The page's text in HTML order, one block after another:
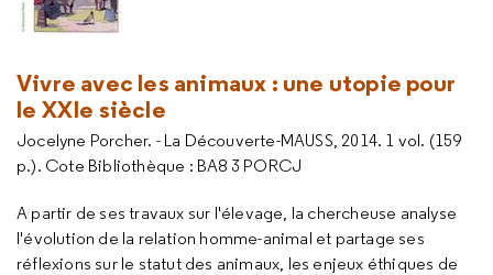
Vivre avec les animaux : une utopie pour
le XXIe siècle
Jocelyne Porcher. - La Découverte-MAUSS, 2014. 1 vol. (159
p.). Cote Bibliothèque : BA8 3 PORCJ
A partir de ses travaux sur l'élevage, la chercheuse analyse
l'évolution de la relation homme-animal et partage ses
réflexions sur le statut des animaux, les enjeux éthiques de